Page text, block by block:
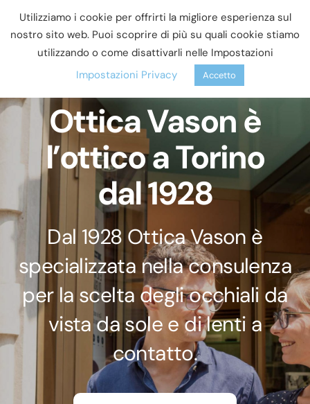
Salta
contenuto
Toggle
Prodotti
Chi Siamo
Novità e Offerte
Contatti
Blog
Ottica Vason è
l’ottico a Torino
dal 1928
Dal 1928 Ottica Vason è
specializzata nella consulenza
per la scelta degli occhiali da
vista da sole e di lenti a
contatto.
Utilizziamo i cookie per offrirti la migliore esperienza sul
nostro sito web. Puoi scoprire di più su quali cookie stiamo
utilizzando o come disattivarli nelle Impostazioni
Impostazioni Privacy
Accetto